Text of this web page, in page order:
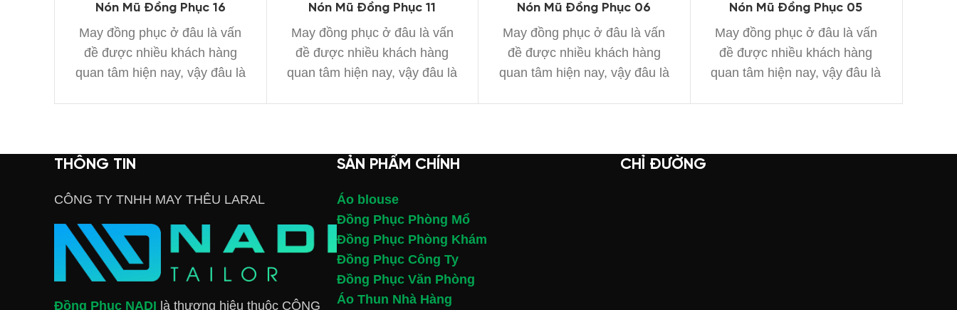
Nón Mũ Đồng Phục 16
May đồng phục ở đâu là vấn
đề được nhiều khách hàng
quan tâm hiện nay, vậy đâu là
Nón Mũ Đồng Phục 11
May đồng phục ở đâu là vấn
đề được nhiều khách hàng
quan tâm hiện nay, vậy đâu là
Nón Mũ Đồng Phục 06
May đồng phục ở đâu là vấn
đề được nhiều khách hàng
quan tâm hiện nay, vậy đâu là
Nón Mũ Đồng Phục 05
May đồng phục ở đâu là vấn
đề được nhiều khách hàng
quan tâm hiện nay, vậy đâu là
THÔNG TIN
CÔNG TY TNHH MAY THÊU LARAL
Đồng Phục NADI là thương hiệu thuộc CÔNG
SẢN PHẨM CHÍNH
Áo blouse
Đồng Phục Phòng Mổ
Đồng Phục Phòng Khám
Đồng Phục Công Ty
Đồng Phục Văn Phòng
Áo Thun Nhà Hàng
CHỈ ĐƯỜNG